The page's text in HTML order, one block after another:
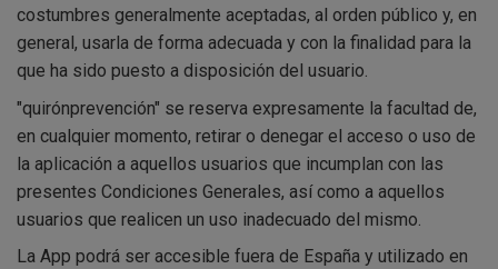
costumbres generalmente aceptadas, al orden público y, en
general, usarla de forma adecuada y con la finalidad para la
que ha sido puesto a disposición del usuario.
"quirónprevención" se reserva expresamente la facultad de,
en cualquier momento, retirar o denegar el acceso o uso de
la aplicación a aquellos usuarios que incumplan con las
presentes Condiciones Generales, así como a aquellos
usuarios que realicen un uso inadecuado del mismo.
La App podrá ser accesible fuera de España y utilizado en